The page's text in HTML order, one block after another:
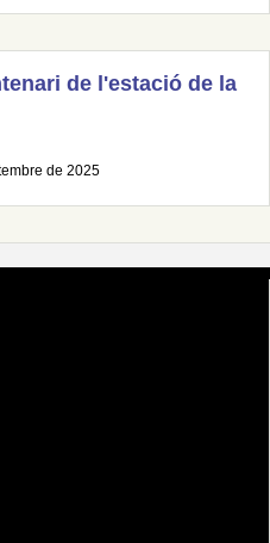
de l'estació de la
de 2025